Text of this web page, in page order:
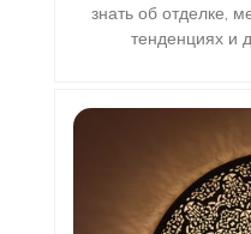
знать об отделке,
тенденциях и